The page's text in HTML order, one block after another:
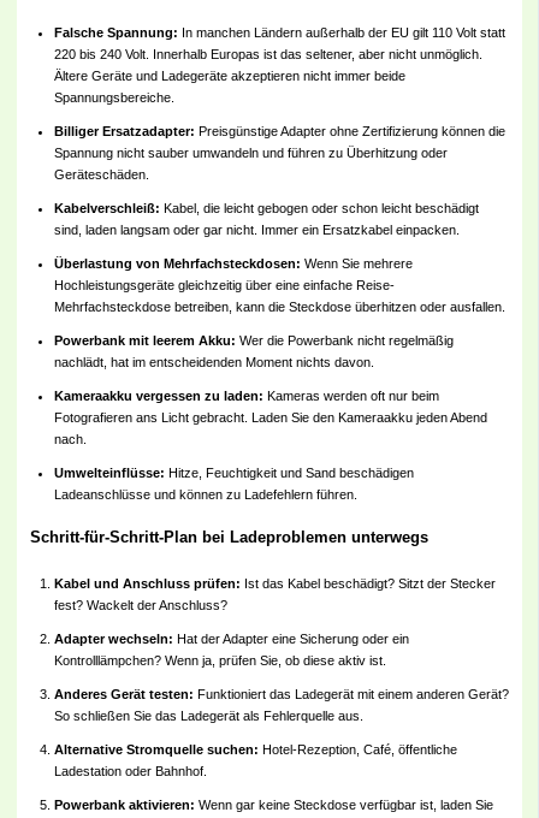
Falsche Spannung: In manchen Ländern außerhalb der EU gilt 110 Volt statt
220 bis 240 Volt. Innerhalb Europas ist das seltener, aber nicht unmöglich.
Ältere Geräte und Ladegeräte akzeptieren nicht immer beide
Spannungsbereiche.
Billiger Ersatzadapter: Preisgünstige Adapter ohne Zertifizierung können die
Spannung nicht sauber umwandeln und führen zu Überhitzung oder
Geräteschäden.
Kabelverschleiß: Kabel, die leicht gebogen oder schon leicht beschädigt
sind, laden langsam oder gar nicht. Immer ein Ersatzkabel einpacken.
Überlastung von Mehrfachsteckdosen: Wenn Sie mehrere
Hochleistungsgeräte gleichzeitig über eine einfache Reise-
Mehrfachsteckdose betreiben, kann die Steckdose überhitzen oder ausfallen.
Powerbank mit leerem Akku: Wer die Powerbank nicht regelmäßig
nachlädt, hat im entscheidenden Moment nichts davon.
Kameraakku vergessen zu laden: Kameras werden oft nur beim
Fotografieren ans Licht gebracht. Laden Sie den Kameraakku jeden Abend
nach.
Umwelteinflüsse: Hitze, Feuchtigkeit und Sand beschädigen
Ladeanschlüsse und können zu Ladefehlern führen.
Schritt-für-Schritt-Plan bei Ladeproblemen unterwegs
Kabel und Anschluss prüfen: Ist das Kabel beschädigt? Sitzt der Stecker
fest? Wackelt der Anschluss?
Adapter wechseln: Hat der Adapter eine Sicherung oder ein
Kontrolllämpchen? Wenn ja, prüfen Sie, ob diese aktiv ist.
Anderes Gerät testen: Funktioniert das Ladegerät mit einem anderen Gerät?
So schließen Sie das Ladegerät als Fehlerquelle aus.
Alternative Stromquelle suchen: Hotel-Rezeption, Café, öffentliche
Ladestation oder Bahnhof.
Powerbank aktivieren: Wenn gar keine Steckdose verfügbar ist, laden Sie